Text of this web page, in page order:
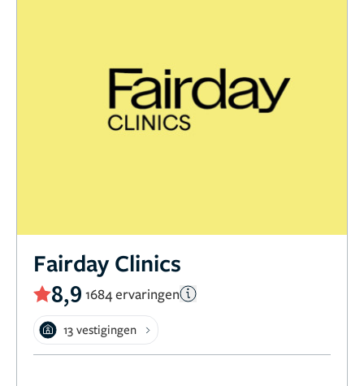
Fairday Clinics
8,9 1684 ervaringen
13 vestigingen